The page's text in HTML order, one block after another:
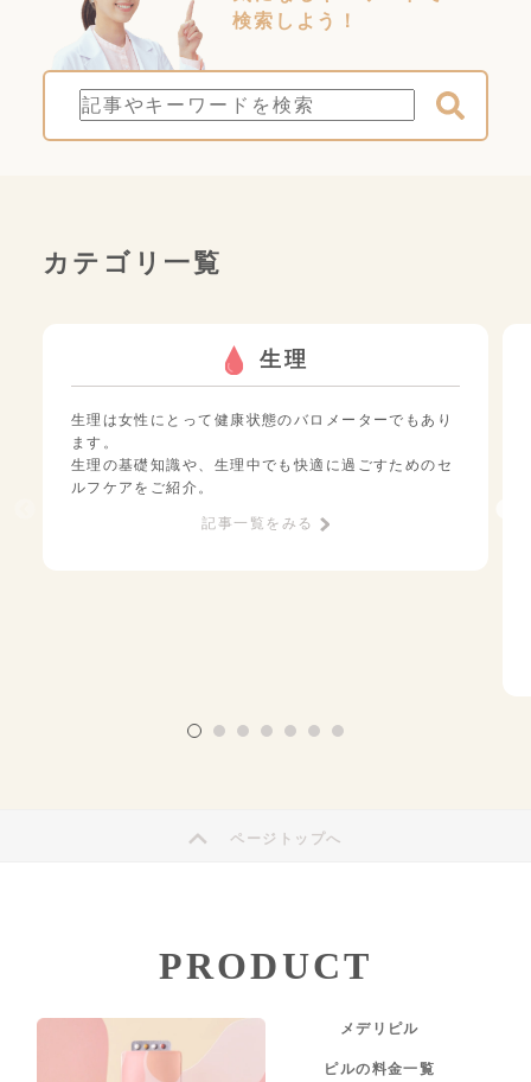
検索しよう！
カテゴリ一覧
生理
生理は女性にとって健康状態のバロメーターでもあり
ます。
生理の基礎知識や、生理中でも快適に過ごすためのセ
ルフケアをご紹介。
記事一覧をみる
ページトップへ
PRODUCT
メデリピル
ピルの料金一覧